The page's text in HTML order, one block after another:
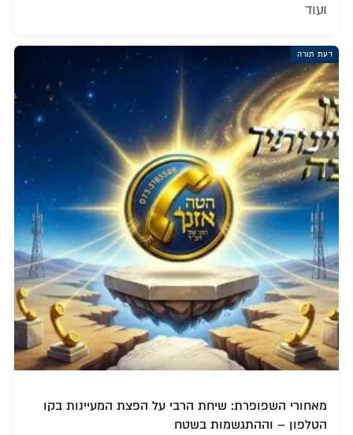
ועוד
דעת תורה
מאחורי השפופרת: שיחת הרבי על הפצת המעיינות בקו
הטלפון – וההתגשמות בשטח